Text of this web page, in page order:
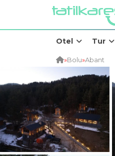
Otel Tur
»Bolu»Abant